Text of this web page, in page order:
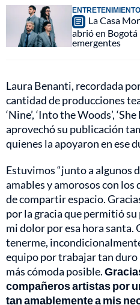
ENTRETENIMIENTO
La Casa
abrió en Bogotá
emergentes
Laura Benanti, recordada
cantidad de producciones
‘Nine’, ‘Into the Woods’,
aprovechó su publicación
quienes la apoyaron en ese
Estuvimos “junto a algunos
amables y amorosos con
de compartir espacio.
por la gracia que permitió su
mi dolor por esa hora santa.
tenerme,
equipo por trabajar tan
más cómoda posible.
compañeros artistas por
tan amablemente a mis